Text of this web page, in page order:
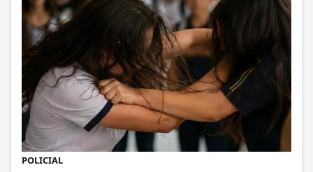
POLICIAL